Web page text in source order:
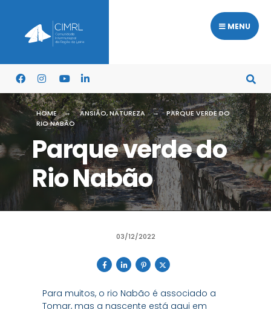
MENU
HOME ANSIÃO,NATUREZA
PARQUE VERDE DO
RIO NABÃO
Parque verde do
Rio Nabão
03/12/2022
Para muitos, o rio Nabão é associado a
Tomar, mas a nascente está aqui em